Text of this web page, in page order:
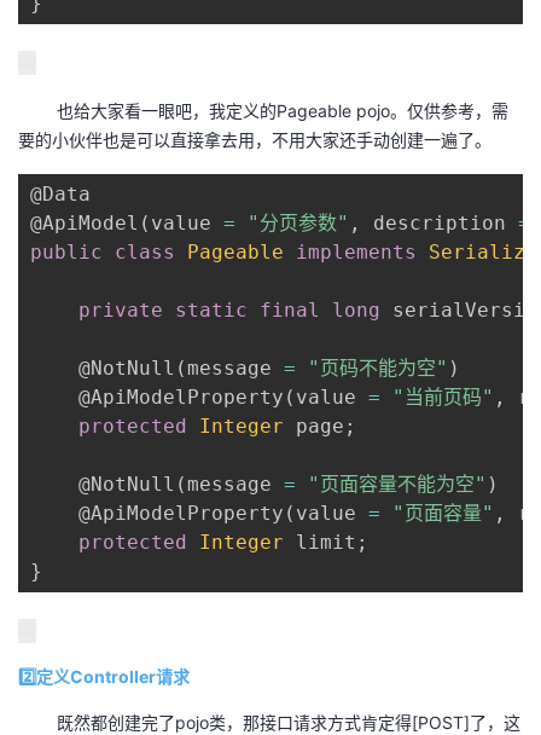
也给大家看一眼吧，我定义的Pageable pojo。仅供参考，需
要的小伙伴也是可以直接拿去用，不用大家还手动创建一遍了。
@Data
@ApiModel ( value = "分页参数" , description =
public
class Pageable implements
private static final long
@NotNull ( message = "页码不能为空" )
@ApiModelProperty ( value = "当前页码" ,
protected
Integer page ;
@NotNull ( message = "页面容量不能为空" )
@ApiModelProperty ( value = "页面容量" ,
protected
Integer limit ;
}
2️⃣定义Controller请求
既然都创建完了pojo类，那接口请求方式肯定得[POST]了，这